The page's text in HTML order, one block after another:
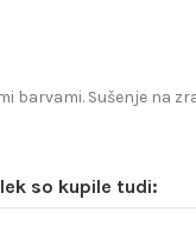
barvami. Sušenje na
so kupile tudi: